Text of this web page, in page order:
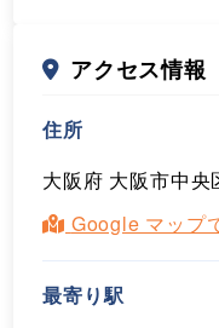
アクセス情報
住所
大阪府 大阪市中央
Google マップ
最寄り駅